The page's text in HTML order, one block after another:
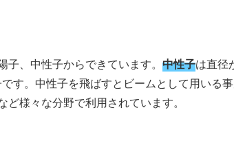
、中性子からできています。 中性子は直径
す。中性子を飛ばすとビームとして用いる
様々な分野で利用されています。